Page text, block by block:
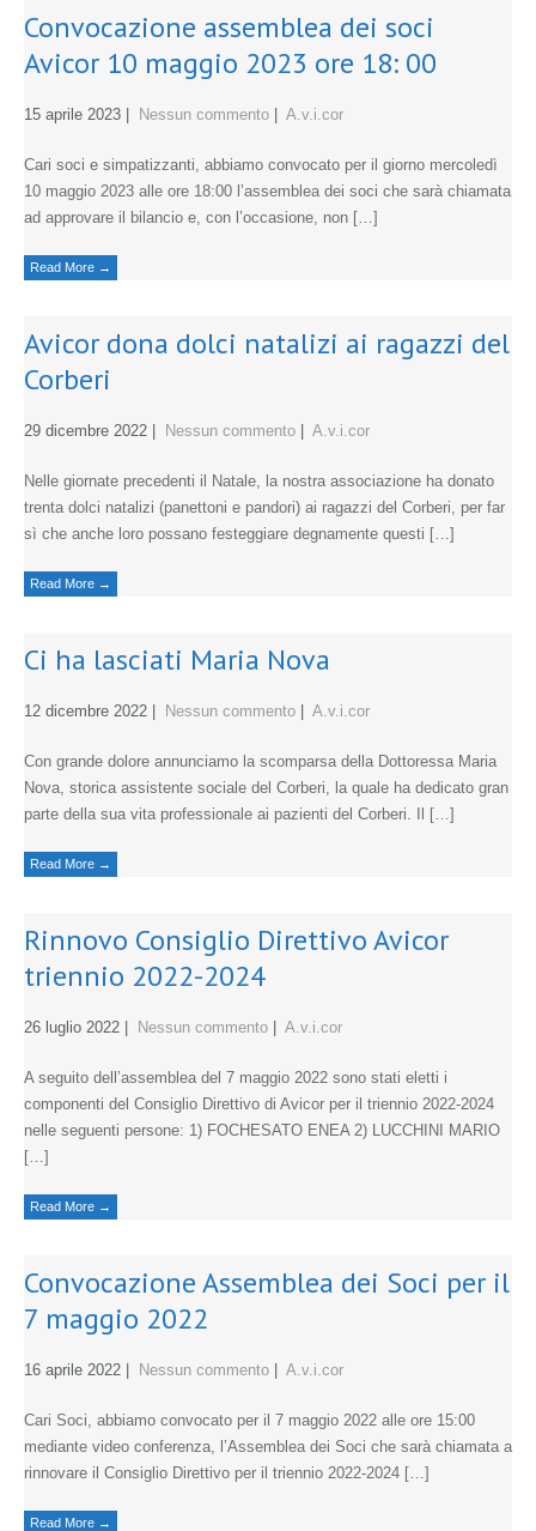
Convocazione assemblea dei soci
Avicor 10 maggio 2023 ore 18: 00
15 aprile 2023 Nessun commento A.v.i.cor
Cari soci e simpatizzanti, abbiamo convocato per il giorno mercoledì
10 maggio 2023 alle ore 18:00 l’assemblea dei soci che sarà chiamata
ad approvare il bilancio e, con l’occasione, non […]
Read More →
Avicor dona dolci natalizi ai ragazzi del
Corberi
29 dicembre 2022 Nessun commento A.v.i.cor
Nelle giornate precedenti il Natale, la nostra associazione ha donato
trenta dolci natalizi (panettoni e pandori) ai ragazzi del Corberi, per far
sì che anche loro possano festeggiare degnamente questi […]
Read More →
Ci ha lasciati Maria Nova
12 dicembre 2022 Nessun commento A.v.i.cor
Con grande dolore annunciamo la scomparsa della Dottoressa Maria
Nova, storica assistente sociale del Corberi, la quale ha dedicato gran
parte della sua vita professionale ai pazienti del Corberi. Il […]
Read More →
Rinnovo Consiglio Direttivo Avicor
triennio 2022-2024
26 luglio 2022 Nessun commento A.v.i.cor
A seguito dell’assemblea del 7 maggio 2022 sono stati eletti i
componenti del Consiglio Direttivo di Avicor per il triennio 2022-2024
nelle seguenti persone: 1) FOCHESATO ENEA 2) LUCCHINI MARIO
[…]
Read More →
Convocazione Assemblea dei Soci per il
7 maggio 2022
16 aprile 2022 Nessun commento A.v.i.cor
Cari Soci, abbiamo convocato per il 7 maggio 2022 alle ore 15:00
mediante video conferenza, l’Assemblea dei Soci che sarà chiamata a
rinnovare il Consiglio Direttivo per il triennio 2022-2024 […]
Read More →